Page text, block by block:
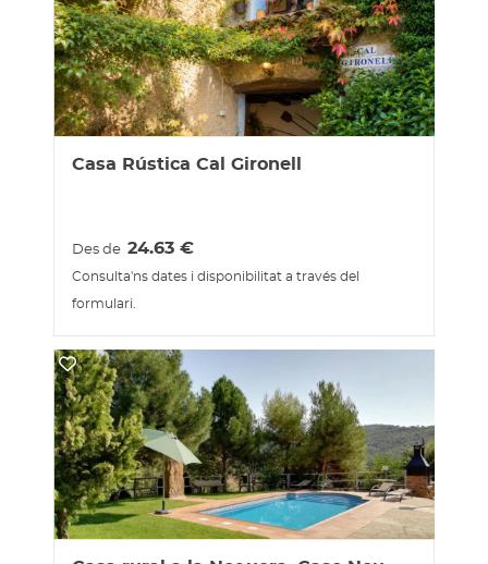
Casa Rústica Cal Gironell
Des de 24.63€
Consulta'ns dates i disponibilitat a través del
formulari.